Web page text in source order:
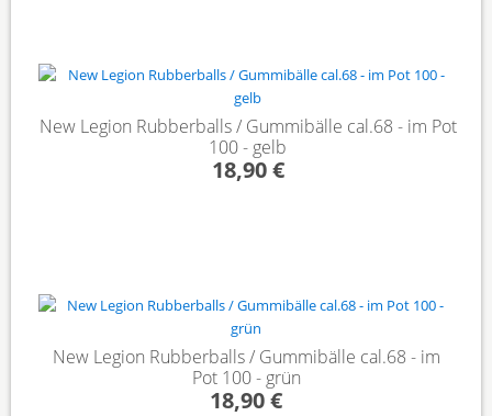
New Legion Rubberballs / Gummibälle cal.68 - im Pot
100 - gelb
18,90 €
New Legion Rubberballs / Gummibälle cal.68 - im
Pot 100 - grün
18,90 €